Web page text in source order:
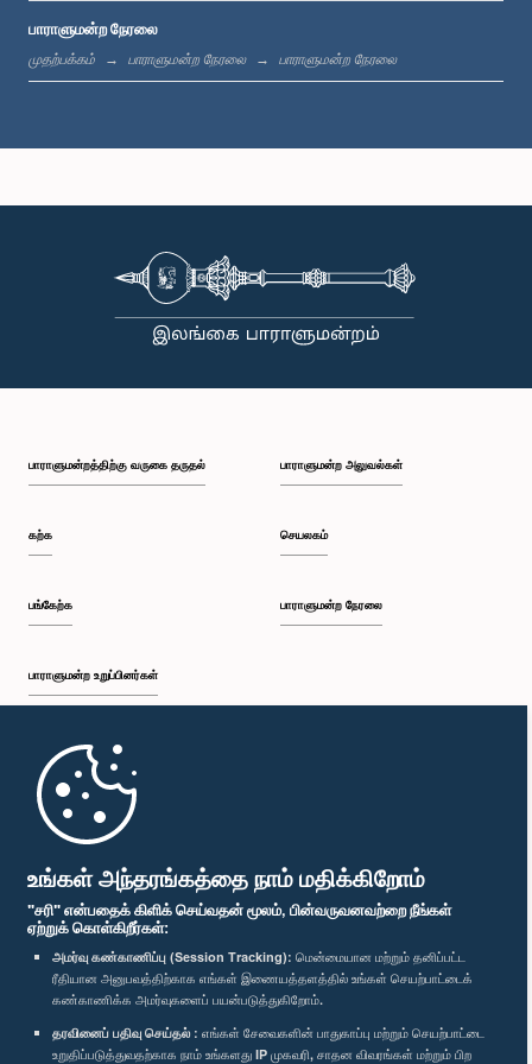
உங்கள் அந்தரங்கத்தை நாம் மதிக்கிறோம்
"சரி" என்பதைக் கிளிக் செய்வதன் மூலம், பின்வருவனவற்றை நீங்கள்
ஏற்றுக் கொள்கிறீர்கள்:
அமர்வு கண்காணிப்பு (Session Tracking): மென்மையான மற்றும் தனிப்பட்ட
ரீதியான அனுபவத்திற்காக எங்கள் இணையத்தளத்தில் உங்கள் செயற்பாட்டைக்
கண்காணிக்க அமர்வுகளைப் பயன்படுத்துகிறோம்.
தரவினைப் பதிவு செய்தல் : எங்கள் சேவைகளின் பாதுகாப்பு மற்றும் செயற்பாட்டை
உறுதிப்படுத்துவதற்காக நாம் உங்களது IP முகவரி, சாதன விவரங்கள் மற்றும் பிற
பி.ப. 12:18 - பி.ப. 12:28
பி.ப. 1:00 - பி.ப. 1:10
பி.ப. 1:10 - பி.ப. 1:20
பி.ப. 1:30 - பி.ப. 1:38
பி.ப. 1:45 - பி.ப. 2:00
பி.ப. 2:00 - பி.ப. 2:28
பி.ப. 2:28 - பி.ப. 2:36
பாராளுமன்ற நேரலை
முதற்பக்கம் பாராளுமன்ற நேரலை பாராளுமன்ற நேரலை
பாராளுமன்றத்திற்கு வருகை தருதல்
கற்க
பங்கேற்க
பாராளுமன்ற உறுப்பினர்கள்
முதற்பக்கம்
பாராளுமன்ற அலுவல்கள்
செயலகம்
பாராளுமன்ற நேரலை
பாராளுமன்ற கையடக்க செயலி
எம்மை பின்தொடர்க :
விருதுகள்